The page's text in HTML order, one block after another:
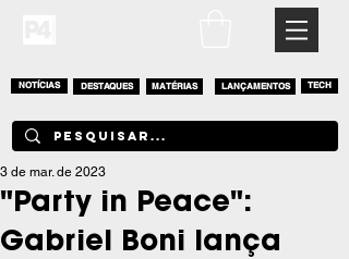
NOTÍCIAS DESTAQUES MATÉRIAS LANÇAMENTOS TECH
"Party in Peace":
Gabriel Boni lança
3 de mar. de 2023